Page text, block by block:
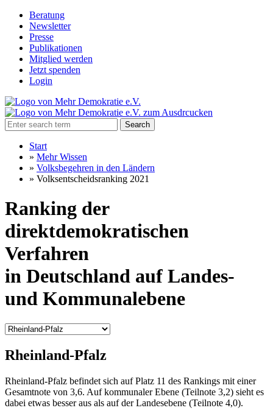
Beratung
Newsletter
Presse
Publikationen
Mitglied werden
Jetzt spenden
Login
Search
Start
» Mehr Wissen
» Volksbegehren in den Ländern
» Volksentscheidsranking 2021
Ranking der
direktdemokratischen
Verfahren
in Deutschland auf Landes-
und Kommunalebene
Rheinland-Pfalz
Rheinland-Pfalz befindet sich auf Platz 11 des Rankings mit einer
Gesamtnote von 3,6. Auf kommunaler Ebene (Teilnote 3,2) sieht es
dabei etwas besser aus als auf der Landesebene (Teilnote 4,0).